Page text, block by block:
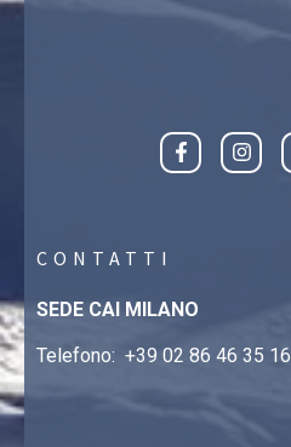
CONTATTI
SEDE CAI MILANO
Telefono: +39 02 86 46 35 16